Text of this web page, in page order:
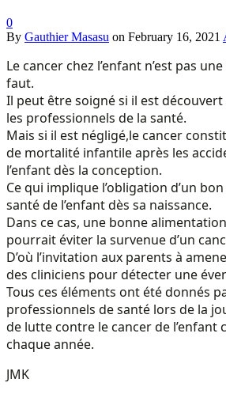
0
By Gauthier Masasu on February 16, 2021
Le cancer chez l’enfant n’est pas
faut.
Il peut être soigné si il est
les professionnels de la santé.
Mais si il est négligé,le cancer
de mortalité infantile après les
l’enfant dès la conception.
Ce qui implique l’obligation d’un
santé de l’enfant dès sa naissance.
Dans ce cas, une bonne
pourrait éviter la survenue d’un
D’où l’invitation aux parents à
des cliniciens pour détecter une
Tous ces éléments ont été donnés
professionnels de santé lors de la
de lutte contre le cancer de l’enfant
chaque année.
JMK